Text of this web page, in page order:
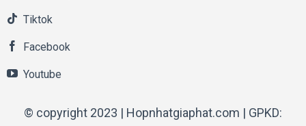
Tiktok
Facebook
Youtube
© copyright 2023 | Hopnhatgiaphat.com | GPKD: